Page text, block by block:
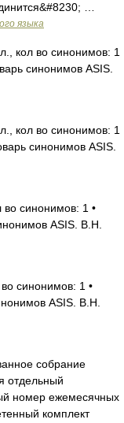
…
языка
кол во синонимов: 1
синонимов ASIS.
кол во синонимов: 1
синонимов ASIS.
синонимов: 1 •
ASIS. В.Н.
синонимов: 1 •
ASIS. В.Н.
собрание
отдельный
номер ежемесячных
комплект